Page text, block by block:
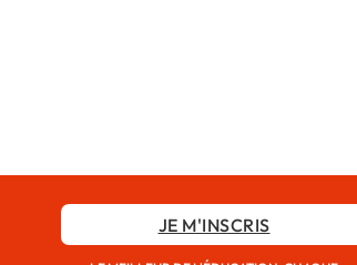
JE M'INSCRIS